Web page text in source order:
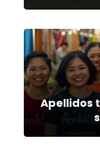
Apellidos